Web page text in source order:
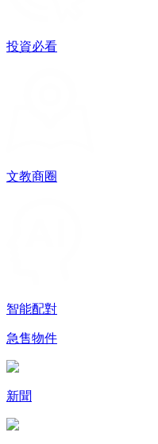
投資必看
文教商圈
智能配對
急售物件
新聞